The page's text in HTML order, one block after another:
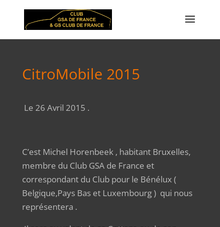
CitroMobile 2015
Le 26 Avril 2015 .
C’est Michel Horenbeek , habitant Bruxelles,
membre du Club GSA de France et
correspondant du Club pour le Bénélux (
Belgique,Pays Bas et Luxembourg ) qui nous
représentera .